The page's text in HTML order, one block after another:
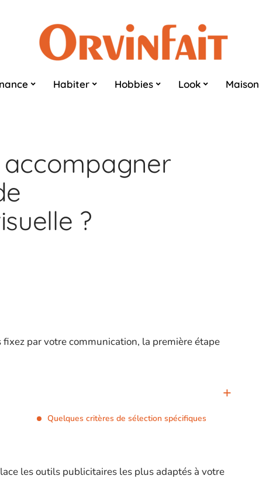
Habiter Hobbies Look Maison
?
fixez par votre communication, la première étape
Quelques critères de sélection spécifiques
les outils publicitaires les plus adaptés à votre